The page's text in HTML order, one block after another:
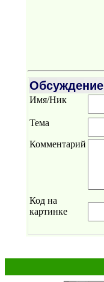
Обсуждение
Имя/Ник
Тема
Комментарий
Код на
картинке